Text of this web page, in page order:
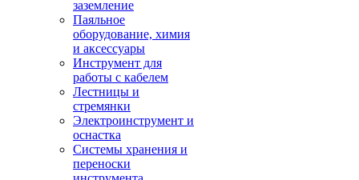
заземление
Паяльное
оборудование, химия
и аксессуары
Инструмент для
работы с кабелем
Лестницы и
стремянки
Электроинструмент и
оснастка
Системы хранения и
переноски